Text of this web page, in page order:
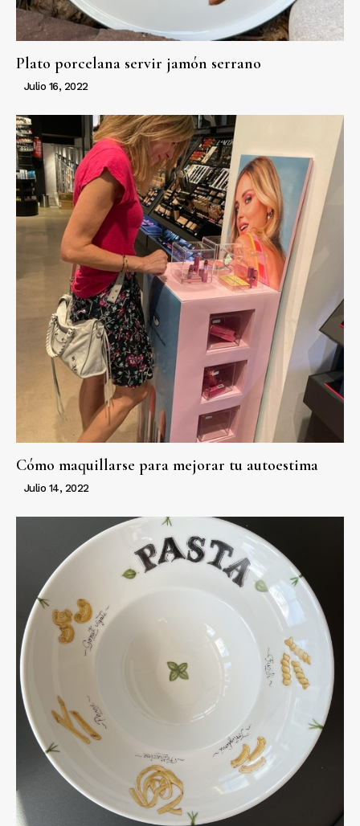
Plato porcelana servir jamón serrano
Julio 16, 2022
Cómo maquillarse para mejorar tu autoestima
Julio 14, 2022